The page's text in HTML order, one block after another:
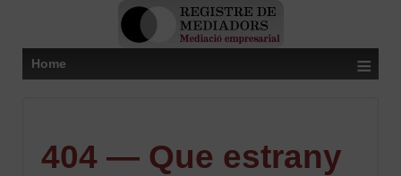
Home ≡
404 — Que estrany